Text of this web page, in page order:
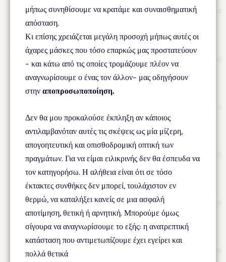
μήπως συνηθίσουμε να κρατάμε και συναισθηματική
απόσταση.
Κι επίσης χρειάζεται μεγάλη προσοχή μήπως αυτές οι
άχαρες μάσκες που τόσο επαρκώς μας προστατεύουν
– και κάτω από τις οποίες τρομάζουμε πλέον να
αναγνωρίσουμε ο ένας τον άλλον– μας οδηγήσουν
στην αποπροσωποποίηση.
Δεν θα μου προκαλούσε έκπληξη αν κάποιος
αντιλαμβανόταν αυτές τις σκέψεις ως μία μίζερη,
απογοητευτική και οπισθοδρομική οπτική των
πραγμάτων. Για να είμαι ειλικρινής δεν θα έσπευδα να
τον κατηγορήσω. Η αλήθεια είναι ότι σε τόσο
έκτακτες συνθήκες δεν μπορεί, τουλάχιστον εν
θερμώ, να καταλήξει κανείς σε μια ασφαλή
αποτίμηση, θετική ή αρνητική. Μπορούμε όμως
σίγουρα να αναγνωρίσουμε το εξής: η ανατρεπτική
κατάσταση που αντιμετωπίζουμε έχει εγείρει και
πολλά θετικά